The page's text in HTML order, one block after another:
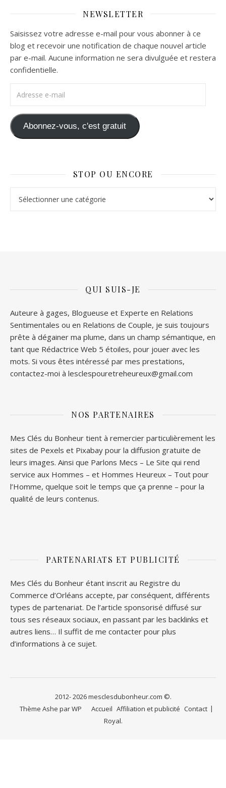
NEWSLETTER
Saisissez votre adresse e-mail pour vous abonner à ce
blog et recevoir une notification de chaque nouvel article
par e-mail. Aucune information ne sera divulguée et restera
confidentielle.
Abonnez-vous, c'est gratuit
STOP OU ENCORE
QUI SUIS-JE
Auteure à gages, Blogueuse et Experte en Relations
Sentimentales ou en Relations de Couple, je suis toujours
prête à dégainer ma plume, dans un champ sémantique, en
tant que Rédactrice Web 5 étoiles, pour jouer avec les
mots. Si vous êtes intéressé par mes prestations,
contactez-moi à lesclespouretreheureux@gmail.com
NOS PARTENAIRES
Mes Clés du Bonheur tient à remercier particulièrement les
sites de Pexels et Pixabay pour la diffusion gratuite de
leurs images. Ainsi que Parlons Mecs – Le Site qui rend
service aux Hommes – et Hommes Heureux – Tout pour
l’Homme, quelque soit le temps que ça prenne – pour la
qualité de leurs contenus.
PARTENARIATS ET PUBLICITÉ
Mes Clés du Bonheur étant inscrit au Registre du
Commerce d’Orléans accepte, par conséquent, différents
types de partenariat. De l’article sponsorisé diffusé sur
tous ses réseaux sociaux, en passant par les backlinks et
autres liens… Il suffit de me contacter pour plus
d’informations à ce sujet.
2012- 2026 mesclesdubonheur.com ©.
Accueil Affiliation et publicité Contact
Thème Ashe parWP
Royal.